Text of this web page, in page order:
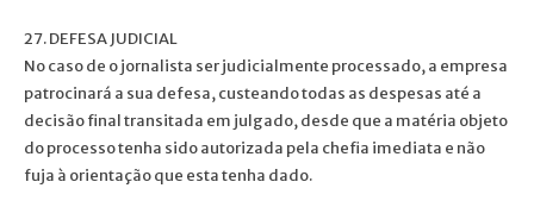
27. DEFESA JUDICIAL
No caso de o jornalista ser judicialmente processado, a empresa
patrocinará a sua defesa, custeando todas as despesas até a
decisão final transitada em julgado, desde que a matéria objeto
do processo tenha sido autorizada pela chefia imediata e não
fuja à orientação que esta tenha dado.